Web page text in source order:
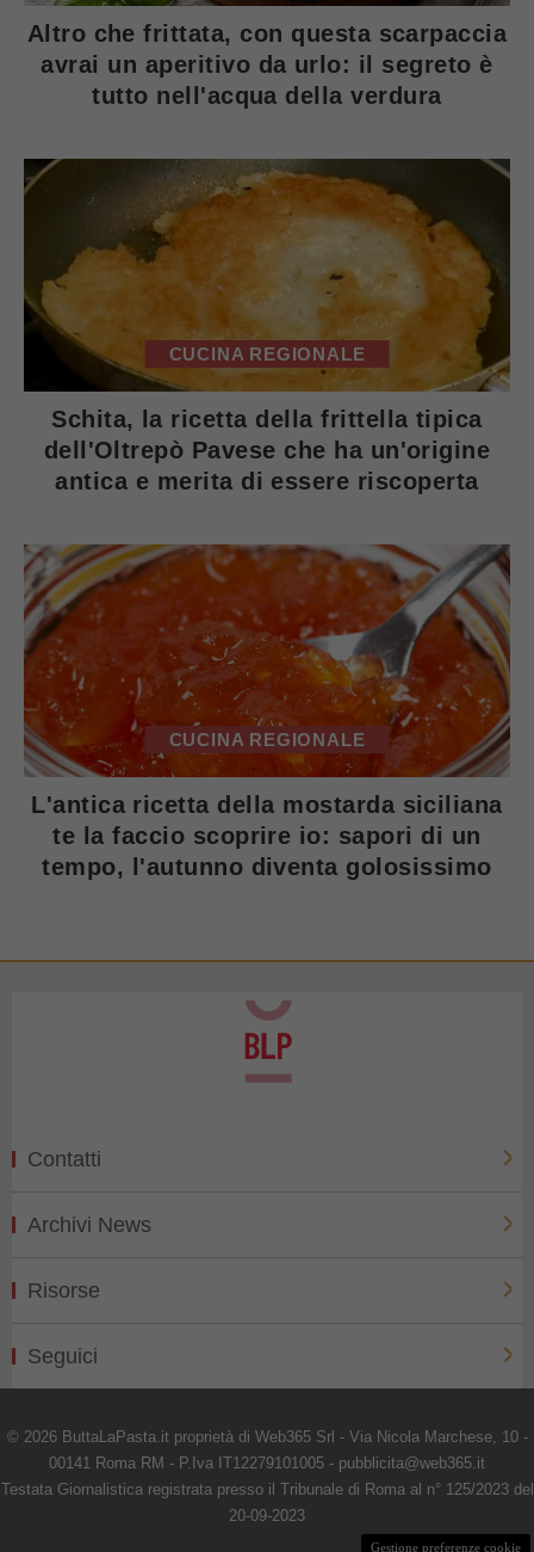
Altro che frittata, con questa scarpaccia
avrai un aperitivo da urlo: il segreto è
tutto nell'acqua della verdura
CUCINA REGIONALE
Schita, la ricetta della frittella tipica
dell'Oltrepò Pavese che ha un'origine
antica e merita di essere riscoperta
CUCINA REGIONALE
L'antica ricetta della mostarda siciliana
te la faccio scoprire io: sapori di un
tempo, l'autunno diventa golosissimo
Contatti
Archivi News
Risorse
Seguici
© 2026 ButtaLaPasta.it proprietà di Web365 Srl - Via Nicola Marchese, 10 -
00141 Roma RM - P.Iva IT12279101005 - pubblicita@web365.it
Testata Giornalistica registrata presso il Tribunale di Roma al n° 125/2023 del
20-09-2023
Gestione preferenze cookie